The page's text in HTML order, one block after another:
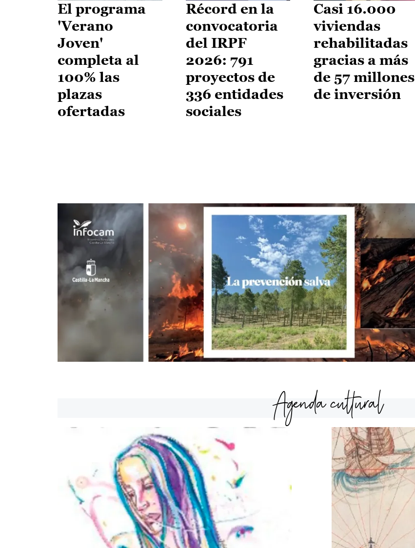
El programa
'Verano
Joven'
completa al
100% las
plazas
ofertadas
Récord en la
convocatoria
del IRPF
2026: 791
proyectos de
336 entidades
sociales
Casi 16.000
viviendas
rehabilitadas
gracias a más
de 57 millones
de inversión
Agenda cultural